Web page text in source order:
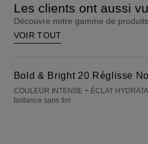
Les clients ont aussi vu
Découvre notre gamme de
VOIR TOUT
Bold & Bright 20 Réglisse
COULEUR INTENSE + ÉCLAT
brillance sans fin!